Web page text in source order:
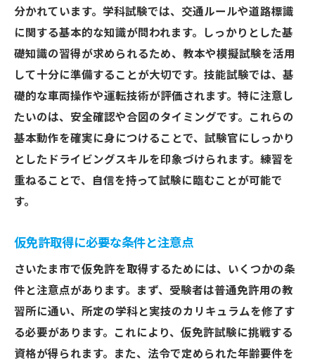
分かれています。学科試験では、交通ルールや道路標識
に関する基本的な知識が問われます。しっかりとした基
礎知識の習得が求められるため、教本や模擬試験を活用
して十分に準備することが大切です。技能試験では、基
礎的な車両操作や運転技術が評価されます。特に注意し
たいのは、安全確認や合図のタイミングです。これらの
基本動作を確実に身につけることで、試験官にしっかり
としたドライビングスキルを印象づけられます。練習を
重ねることで、自信を持って試験に臨むことが可能で
す。
仮免許取得に必要な条件と注意点
さいたま市で仮免許を取得するためには、いくつかの条
件と注意点があります。まず、受験者は普通免許用の教
習所に通い、所定の学科と実技のカリキュラムを修了す
る必要があります。これにより、仮免許試験に挑戦する
資格が得られます。また、法令で定められた年齢要件を